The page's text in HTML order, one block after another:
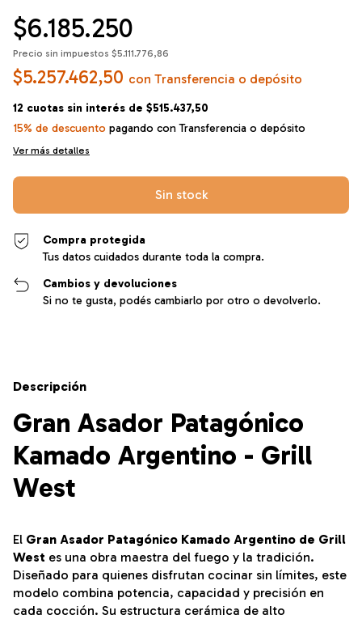
$6.185.250
Precio sin impuestos $5.111.776,86
$5.257.462,50 con Transferencia o depósito
12 cuotas sin interés de $515.437,50
15% de descuento pagando con Transferencia o depósito
Ver más detalles
Compra protegida
Tus datos cuidados durante toda la compra.
Cambios y devoluciones
Si no te gusta, podés cambiarlo por otro o devolverlo.
Descripción
Gran Asador Patagónico
Kamado Argentino - Grill
West
El Gran Asador Patagónico Kamado Argentino de Grill
West es una obra maestra del fuego y la tradición.
Diseñado para quienes disfrutan cocinar sin límites, este
modelo combina potencia, capacidad y precisión en
cada cocción. Su estructura cerámica de alto